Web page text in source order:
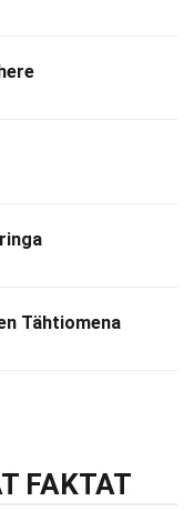
Tähtiomena
FAKTAT